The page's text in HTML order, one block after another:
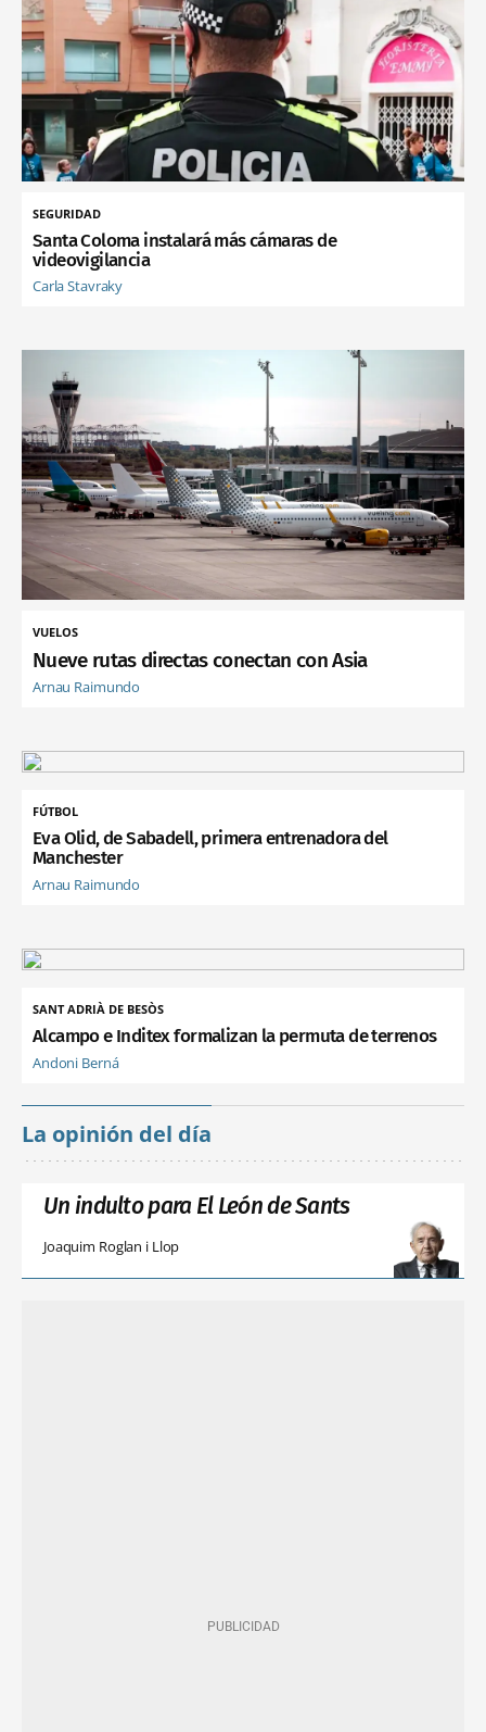
SEGURIDAD
Santa Coloma instalará más cámaras de
videovigilancia
Carla Stavraky
VUELOS
Nueve rutas directas conectan con Asia
Arnau Raimundo
FÚTBOL
Eva Olid, de Sabadell, primera entrenadora del
Manchester
Arnau Raimundo
SANT ADRIÀ DE BESÒS
Alcampo e Inditex formalizan la permuta de terrenos
Andoni Berná
La opinión del día
Un indulto para El León de Sants
Joaquim Roglan i Llop